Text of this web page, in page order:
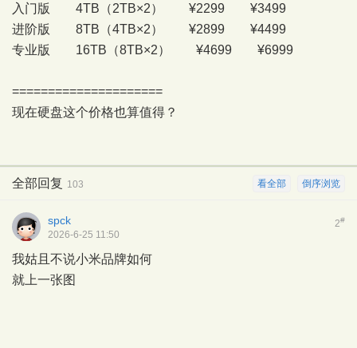
入门版 4TB（2TB×2） ¥2299 ¥3499
进阶版 8TB（4TB×2） ¥2899 ¥4499
专业版 16TB（8TB×2） ¥4699 ¥6999
=====================
现在硬盘这个价格也算值得？
倒序浏览
看全部
全部回复 103
2#
spck
2026-6-25 11:50
我姑且不说小米品牌如何
就上一张图